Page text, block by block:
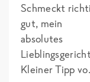
Schmeckt
gut, mein
absolutes
Kleiner Tipp